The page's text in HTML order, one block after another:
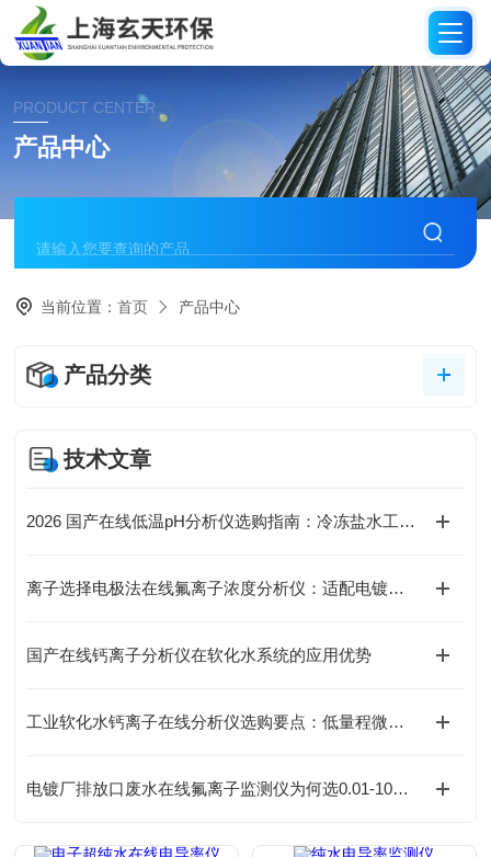
PRODUCT CENTER
产品中心
当前位置：首页 产品中心
产品分类
技术文章
2026 国产在线低温pH分析仪选购指南：冷冻盐水工况品牌对比
离子选择电极法在线氟离子浓度分析仪：适配电镀废水的原理与运维要点
国产在线钙离子分析仪在软化水系统的应用优势
工业软化水钙离子在线分析仪选购要点：低量程微量监测如何选型
电镀厂排放口废水在线氟离子监测仪为何选0.01-10mg/L量程？